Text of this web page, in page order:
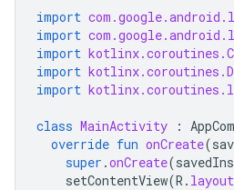
import
import
import
import
import
class MainActivity :
override fun onCreate(
super .onCreate(
setContentView(R . layout